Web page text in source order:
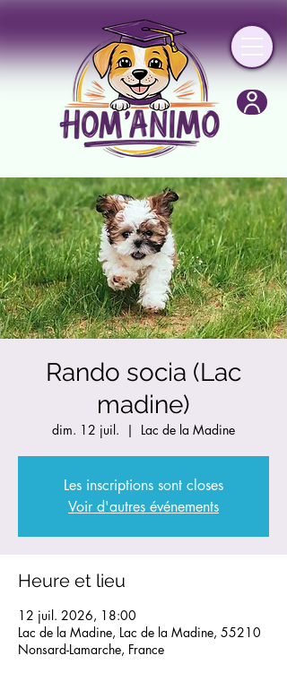
Rando socia (Lac
madine)
dim. 12 juil.
  |
Lac de la Madine
Les inscriptions sont closes
Voir d'autres événements
Heure et lieu
12 juil. 2026, 18:00
Lac de la Madine, Lac de la Madine, 55210
Nonsard-Lamarche, France